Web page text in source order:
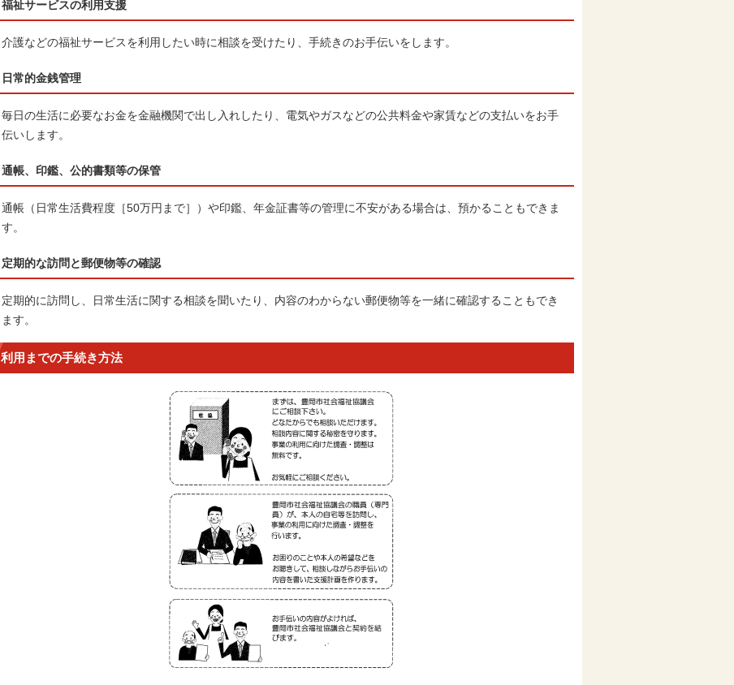
福祉サービスの利用支援
介護などの福祉サービスを利用したい時に相談を受けたり、手続きのお手伝いをします。
日常的金銭管理
毎日の生活に必要なお金を金融機関で出し入れしたり、電気やガスなどの公共料金や家賃などの支払いをお手
伝いします。
通帳、印鑑、公的書類等の保管
通帳（日常生活費程度［50万円まで］）や印鑑、年金証書等の管理に不安がある場合は、預かることもできま
す。
定期的な訪問と郵便物等の確認
定期的に訪問し、日常生活に関する相談を聞いたり、内容のわからない郵便物等を一緒に確認することもでき
ます。
利用までの手続き方法